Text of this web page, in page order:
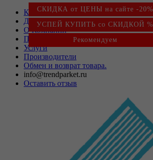
Контакты
Доставка и оплата
О Компании
Партнерам
Услуги
Производители
Обмен и возврат товара.
info@trendparket.ru
Оставить отзыв
СКИДКА от ЦЕНЫ на сайте -20%
УСПЕЙ КУПИТЬ со СКИДКОЙ %
Рекомендуем